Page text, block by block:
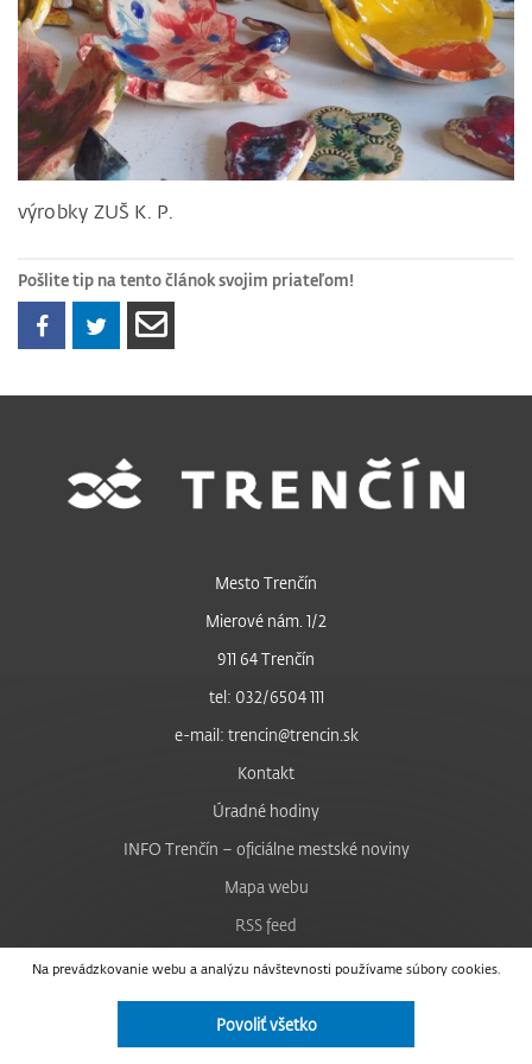
výrobky ZUŠ K. P.
Pošlite tip na tento článok svojim priateľom!
Na prevádzkovanie webu a analýzu návštevnosti používame súbory cookies.
Povoliť všetko
Mesto Trenčín
Mierové nám. 1/2
911 64 Trenčín
tel: 032/6504 111
e-mail: trencin@trencin.sk
Kontakt
Úradné hodiny
INFO Trenčín – oficiálne mestské noviny
Mapa webu
RSS feed
Nastavenie cookies
Facebook